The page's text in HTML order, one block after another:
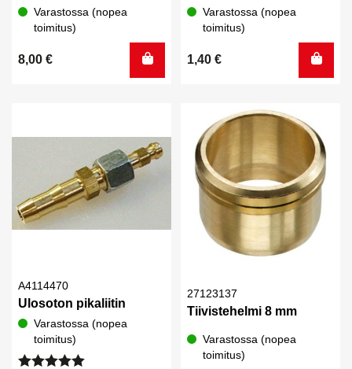
Varastossa (nopea
toimitus)
8,00 €
Varastossa (nopea
toimitus)
1,40 €
A4114470
Ulosoton pikaliitin
Varastossa (nopea
toimitus)
27123137
Tiivistehelmi 8 mm
Varastossa (nopea
toimitus)